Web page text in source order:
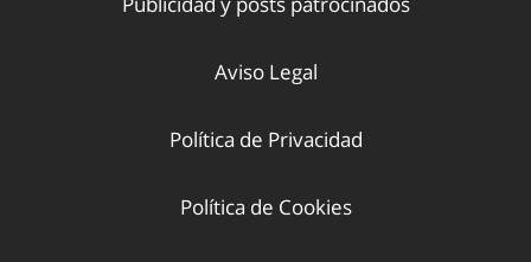
Aviso Legal
Política de Privacidad
Política de Cookies